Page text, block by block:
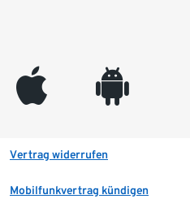
appleinc android
Vertrag widerrufen
Mobilfunkvertrag kündigen